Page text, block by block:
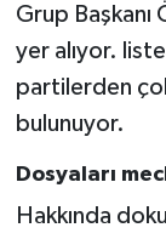
Grup Başkanı
yer alıyor.
partilerden
bulunuyor.
Dosyaları
Hakkında
Resmi İlan
Röportaj
Sağlık
SİYASET